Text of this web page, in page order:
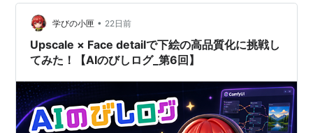
いていたから、USB-PDを用意しなくてもなんとかなる？
よく確認せずに購入を決意。 なぜ、USB Type-Aを重視
したかというと、DVDを見るのに余ったPCのUSBから…
学びの小匣 • 22日前
Upscale × Face detailで下絵の高品質化に挑戦し
てみた！【AIのびしログ_第6回】